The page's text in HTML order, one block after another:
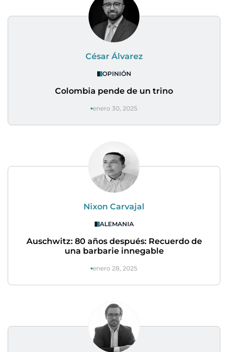
César Álvarez
OPINIÓN
Colombia pende de un trino
enero 30, 2025
Nixon Carvajal
ALEMANIA
Auschwitz: 80 años después: Recuerdo de
una barbarie innegable
enero 28, 2025